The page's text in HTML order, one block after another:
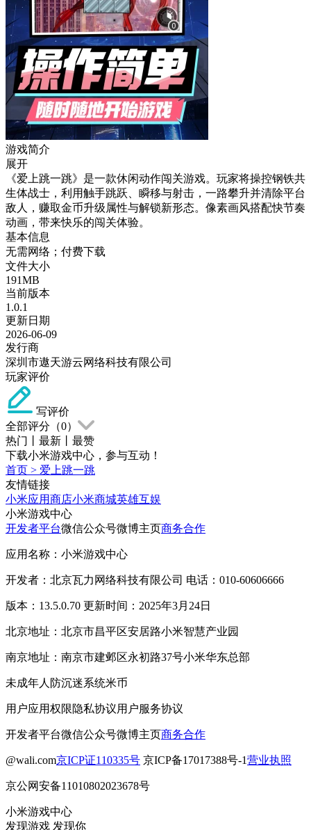
游戏简介
展开
《爱上跳一跳》是一款休闲动作闯关游戏。玩家将操控钢铁共
生体战士，利用触手跳跃、瞬移与射击，一路攀升并清除平台
敌人，赚取金币升级属性与解锁新形态。像素画风搭配快节奏
动画，带来快乐的闯关体验。
基本信息
无需网络；付费下载
文件大小
191MB
当前版本
1.0.1
更新日期
2026-06-09
发行商
深圳市遨天游云网络科技有限公司
玩家评价
写评价
全部评分（0）
热门
最新
最赞
下载小米游戏中心，参与互动！
首页 > 爱上跳一跳
友情链接
小米应用商店小米商城英雄互娱
小米游戏中心
开发者平台微信公众号微博主页商务合作
应用名称：小米游戏中心
开发者：北京瓦力网络科技有限公司 电话：010-60606666
版本：13.5.0.70 更新时间：2025年3月24日
北京地址：北京市昌平区安居路小米智慧产业园
南京地址：南京市建邺区永初路37号小米华东总部
未成年人防沉迷系统米币
用户应用权限隐私协议用户服务协议
开发者平台微信公众号微博主页商务合作
@wali.com京ICP证110335号 京ICP备17017388号-1营业执照
京公网安备11010802023678号
小米游戏中心
发现游戏 发现你